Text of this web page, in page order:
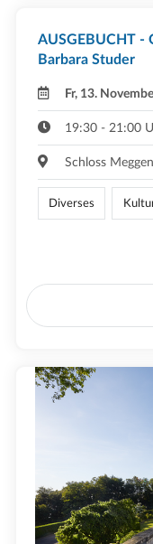
AUSGEBUCHT -
Barbara Studer
Fr, 13.
19:30 - 21:00
Schloss
Diverses